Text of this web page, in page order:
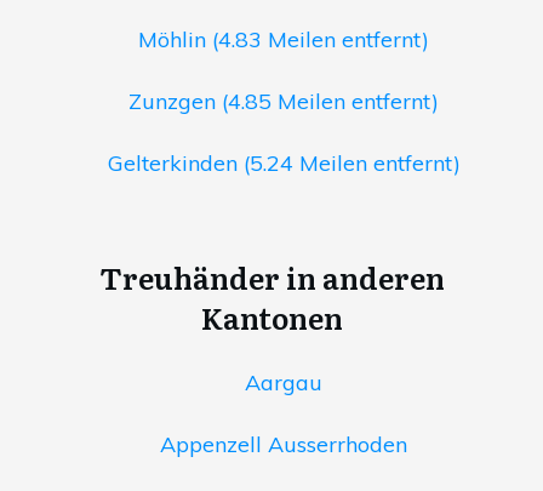
Möhlin (4.83 Meilen entfernt)
Zunzgen (4.85 Meilen entfernt)
Gelterkinden (5.24 Meilen entfernt)
Treuhänder in anderen
Kantonen
Aargau
Appenzell Ausserrhoden